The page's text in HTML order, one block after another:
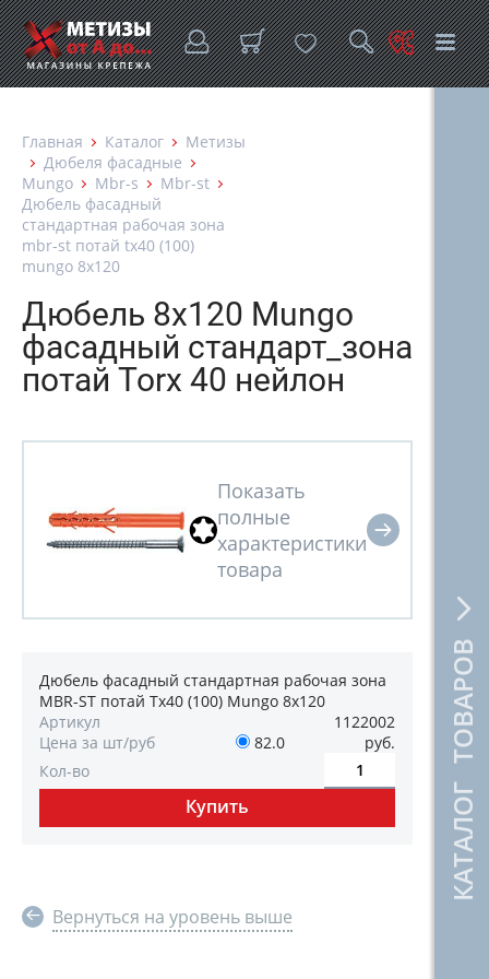
КАТАЛОГ ТОВАРОВ
Главная Каталог
Метизы
Дюбеля фасадные
Mungo
Mbr-s
Mbr-st
Дюбель фасадный
стандартная рабочая зона
mbr-st потай tx40 (100)
mungo 8х120
Дюбель 8х120 Mungo
фасадный стандарт_зона
потай Torx 40 нейлон
Дюбель фасадный стандартная рабочая зона
MBR-ST потай Tx40 (100) Mungo 8х120
Артикул
1122002
Цена за шт/руб
82.0
руб.
Кол-во
Вернуться на уровень выше